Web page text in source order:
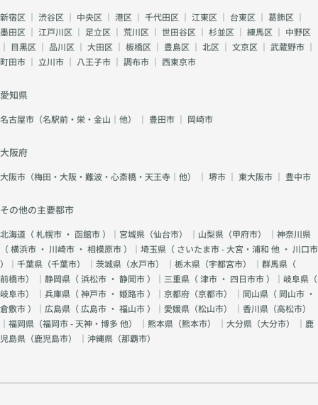
新宿区 ｜ 渋谷区 ｜ 中央区 ｜ 港区 ｜ 千代田区 ｜ 江東区 ｜ 台東区 ｜ 葛飾区 ｜
墨田区 ｜ 江戸川区 ｜ 足立区 ｜ 荒川区 ｜ 世田谷区 ｜ 杉並区 ｜ 練馬区 ｜ 中野区
｜ 目黒区 ｜ 品川区 ｜ 大田区 ｜ 板橋区 ｜ 豊島区 ｜ 北区 ｜ 文京区 ｜ 武蔵野市 ｜
町田市 ｜ 立川市 ｜ 八王子市 ｜ 調布市 ｜ 西東京市
愛知県
名古屋市（名駅前・栄・金山｜他） ｜ 豊田市 ｜ 岡崎市
大阪府
大阪市（梅田・大阪・難波・心斎橋・天王寺｜他） ｜ 堺市 ｜ 東大阪市 ｜ 豊中市
その他の主要都市
北海道（札幌市 ・ 函館市）｜宮城県（仙台市） ｜山梨県（甲府市） ｜神奈川県
（横浜市 ・ 川崎市 ・ 相模原市）｜埼玉県（ さいたま市 - 大宮・浦和 他 ・ 川口市
）｜千葉県（千葉市） ｜茨城県（水戸市） ｜栃木県（宇都宮市） ｜群馬県（
前橋市） ｜静岡県（浜松市 ・ 静岡市）｜三重県（津市 ・ 四日市市）｜岐阜県（
岐阜市） ｜兵庫県（神戸市 ・ 姫路市）｜京都府（京都市） ｜岡山県（ 岡山市 ・
倉敷市）｜広島県（ 広島市 ・ 福山市）｜愛媛県（松山市） ｜香川県（高松市）
｜福岡県（福岡市 - 天神・博多 他） ｜熊本県（熊本市） ｜大分県（大分市） ｜鹿
児島県（鹿児島市） ｜沖縄県（那覇市）